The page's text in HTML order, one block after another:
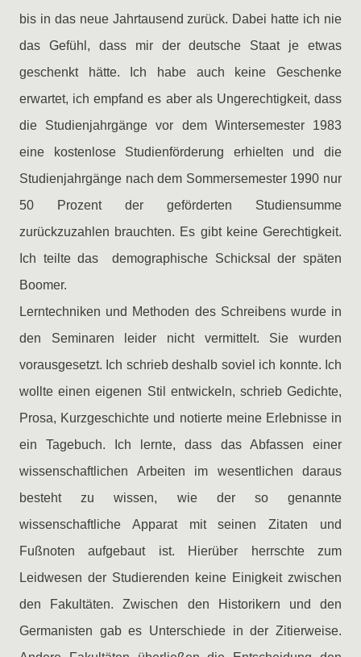
bis in das neue Jahrtausend zurück. Dabei hatte ich nie
das Gefühl, dass mir der deutsche Staat je etwas
geschenkt hätte. Ich habe auch keine Geschenke
erwartet, ich empfand es aber als Ungerechtigkeit, dass
die Studienjahrgänge vor dem Wintersemester 1983
eine kostenlose Studienförderung erhielten und die
Studienjahrgänge nach dem Sommersemester 1990 nur
50 Prozent der geförderten Studiensumme
zurückzuzahlen brauchten. Es gibt keine Gerechtigkeit.
Ich teilte das demographische Schicksal der späten
Boomer.
Lerntechniken und Methoden des Schreibens wurde in
den Seminaren leider nicht vermittelt. Sie wurden
vorausgesetzt. Ich schrieb deshalb soviel ich konnte. Ich
wollte einen eigenen Stil entwickeln, schrieb Gedichte,
Prosa, Kurzgeschichte und notierte meine Erlebnisse in
ein Tagebuch. Ich lernte, dass das Abfassen einer
wissenschaftlichen Arbeiten im wesentlichen daraus
besteht zu wissen, wie der so genannte
wissenschaftliche Apparat mit seinen Zitaten und
Fußnoten aufgebaut ist. Hierüber herrschte zum
Leidwesen der Studierenden keine Einigkeit zwischen
den Fakultäten. Zwischen den Historikern und den
Germanisten gab es Unterschiede in der Zitierweise.